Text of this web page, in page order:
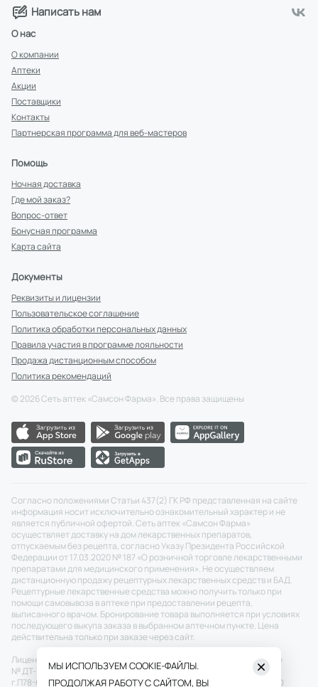
Написать нам
О нас
О компании
Аптеки
Акции
Поставщики
Контакты
Партнерская программа для веб-мастеров
Помощь
Ночная доставка
Где мой заказ?
Вопрос-ответ
Бонусная программа
Карта сайта
Документы
Реквизиты и лицензии
Пользовательское соглашение
Политика обработки персональных данных
Правила участия в программе лояльности
Продажа дистанционным способом
Политика рекомендаций
© 2026Сеть аптек «Самсон Фарма». Все права защищены
Согласно положениями Статьи 437(2) ГК РФ представленная на сайте
информация носит исключительно ознакомительный характер и не
является публичной офертой. Сеть аптек «Самсон Фарма»
осуществляет доставку на дом лекарственных препаратов,
отпускаемым без рецепта, согласно Указу Президента Российской
Федерации от 17.03.2020 № 187 «О розничной торговле лекарственными
препаратами для медицинского применения». Не осуществляем
дистанционную продажу рецептурных лекарственных средств и БАД.
Рецептурные лекарственные средства можно получить только при
помощи самовывоза в аптеке при предоставлении рецепта,
выписанного врачом. Бронирование товара выполняется при условиях
последующего выкупа заказа в выбранном аптечном пункте. Цена
действительна только при заказе через сайт.
Лицензия №: ЛО-77-02-011343 от 22.12.2020 г.
Разрешение
№ ДТ-77-000464 от 27.12.2021 г.СкачатьП50-673/20 от 26.05.2020
г.П78-696/20 от 29.05.2020 г. ПП № 697 от 16.05.2020 г. ООО
МЫ ИСПОЛЬЗУЕМ COOKIE-ФАЙЛЫ.
ПРОДОЛЖАЯ РАБОТУ С САЙТОМ, ВЫ